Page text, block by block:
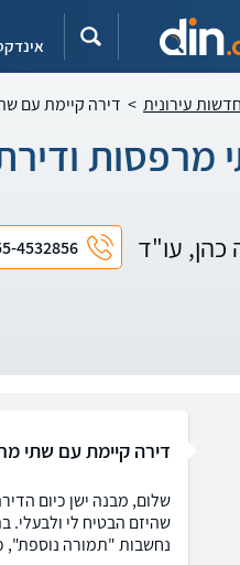
עירונית > דירה קיימת עם
מרפסות
כהן, עו"ד 4532856
דירה קיימת עם שתי
נחשבות "תמורה נוספת", כך שדירתנו העתידית